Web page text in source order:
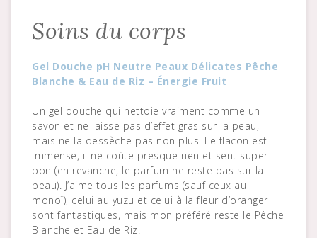
Soins du corps
Gel Douche pH Neutre Peaux Délicates Pêche
Blanche & Eau de Riz – Énergie Fruit
Un gel douche qui nettoie vraiment comme un
savon et ne laisse pas d’effet gras sur la peau,
mais ne la dessèche pas non plus. Le flacon est
immense, il ne coûte presque rien et sent super
bon (en revanche, le parfum ne reste pas sur la
peau). J’aime tous les parfums (sauf ceux au
monoï), celui au yuzu et celui à la fleur d’oranger
sont fantastiques, mais mon préféré reste le Pêche
Blanche et Eau de Riz.